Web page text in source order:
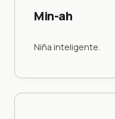
Min-ah
Niña inteligente.